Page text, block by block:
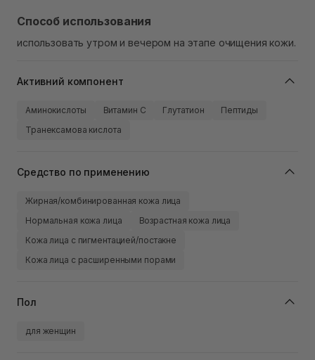
Способ использования
использовать утром и вечером на этапе очищения кожи.
Активний компонент
Аминокислоты Витамин C Глутатион
Пептиды
Транексамова кислота
Средство по применению
Жирная/комбинированная кожа лица
Нормальная кожа лица
Возрастная кожа лица
Кожа лица с пигментацией/постакне
Кожа лица с расширенными порами
Пол
для женщин